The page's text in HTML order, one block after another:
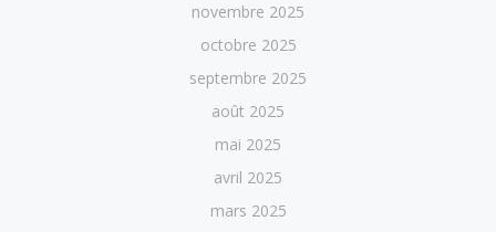
novembre 2025
octobre 2025
septembre 2025
août 2025
mai 2025
avril 2025
mars 2025